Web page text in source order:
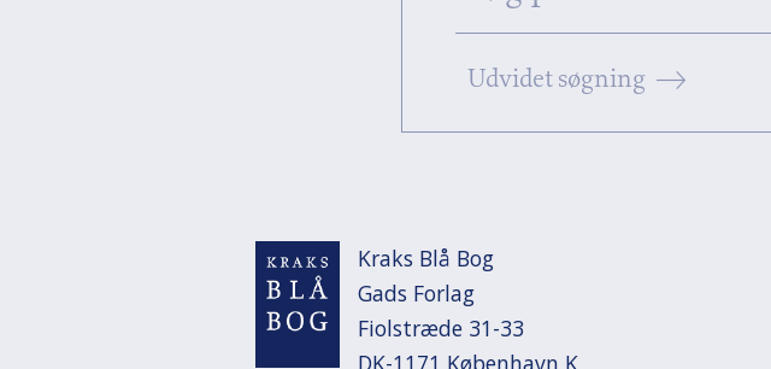
Udvidet søgning
Kraks Blå Bog
Gads Forlag
Fiolstræde 31-33
DK-1171 København K